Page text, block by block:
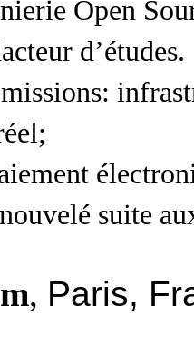
Open
d’études.
suite
, Paris,